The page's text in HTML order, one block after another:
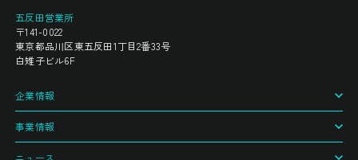
五反田営業所
〒141-0022
東京都品川区東五反田1丁目2番33号
白雉子ビル6F
企業情報
事業情報
ニュース